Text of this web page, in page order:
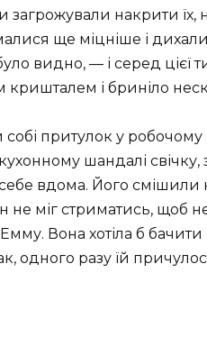
накрити їх,
ще міцніше і
видно, — і серед
кришталем і бриніло
притулок у робочому
шандалі
вдома. Його
не міг стриматись, щоб
Вона хотіла б бачити
одного разу їй